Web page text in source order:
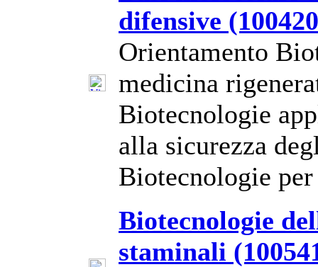
difensive
Orientamento
medicina
Biotecnologie
alla sicurezza
Biotecnologie
Biotecnologie
staminali